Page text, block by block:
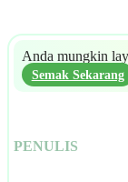
Anda mungkin
Semak Sekarang
PENULIS